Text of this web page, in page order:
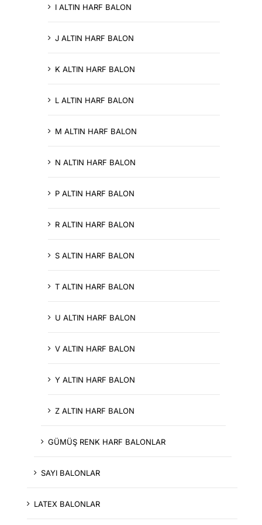
I ALTIN HARF BALON
J ALTIN HARF BALON
K ALTIN HARF BALON
L ALTIN HARF BALON
M ALTIN HARF BALON
N ALTIN HARF BALON
P ALTIN HARF BALON
R ALTIN HARF BALON
S ALTIN HARF BALON
T ALTIN HARF BALON
U ALTIN HARF BALON
V ALTIN HARF BALON
Y ALTIN HARF BALON
Z ALTIN HARF BALON
GÜMÜŞ RENK HARF BALONLAR
SAYI BALONLAR
LATEX BALONLAR